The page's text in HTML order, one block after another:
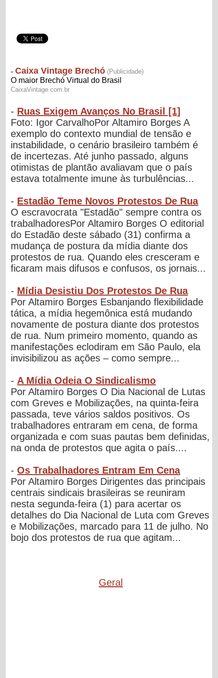
- Ruas Exigem Avanços No Brasil [1]
Foto: Igor CarvalhoPor Altamiro Borges A
exemplo do contexto mundial de tensão e
instabilidade, o cenário brasileiro também é
de incertezas. Até junho passado, alguns
otimistas de plantão avaliavam que o país
estava totalmente imune às turbulências...
- Estadão Teme Novos Protestos De Rua
O escravocrata "Estadão" sempre contra os
trabalhadoresPor Altamiro Borges O editorial
do Estadão deste sábado (31) confirma a
mudança de postura da mídia diante dos
protestos de rua. Quando eles cresceram e
ficaram mais difusos e confusos, os jornais...
- Mídia Desistiu Dos Protestos De Rua
Por Altamiro Borges Esbanjando flexibilidade
tática, a mídia hegemônica está mudando
novamente de postura diante dos protestos
de rua. Num primeiro momento, quando as
manifestações eclodiram em São Paulo, ela
invisibilizou as ações – como sempre...
- A Mídia Odeia O Sindicalismo
Por Altamiro Borges O Dia Nacional de Lutas
com Greves e Mobilizações, na quinta-feira
passada, teve vários saldos positivos. Os
trabalhadores entraram em cena, de forma
organizada e com suas pautas bem definidas,
na onda de protestos que agita o país....
-Os Trabalhadores Entram Em Cena
Por Altamiro Borges Dirigentes das principais
centrais sindicais brasileiras se reuniram
nesta segunda-feira (1) para acertar os
detalhes do Dia Nacional de Luta com Greves
e Mobilizações, marcado para 11 de julho. No
bojo dos protestos de rua que agitam...
Geral